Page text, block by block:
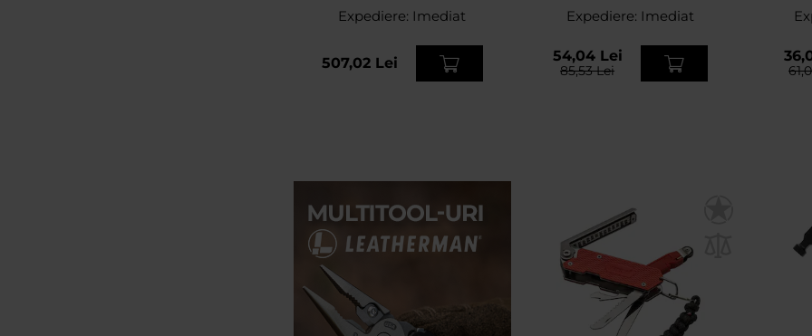
Expediere: Imediat
507,02 Lei
Expediere: Imediat
54,04 Lei
85,53 Lei